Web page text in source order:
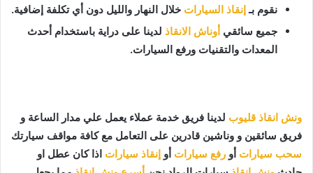
نقوم بـإنقاذ السيارات خلال النهار والليل دون أي تكلفة إضافية.
جميع سائقي أوناش الانقاذ لدينا على دراية باستخدام أحدث
المعدات والتقنيات ورفع السيارات.
ونش انقاذ قليوب لدينا فريق خدمة عملاء يعمل علي مدار الساعة و
فريق سائقين و وناشين قادرين على التعامل مع كافة مواقف سيارتك
سحب سيارات أو رفع سيارات أو إنقاذ سيارات اذا كان عطل او